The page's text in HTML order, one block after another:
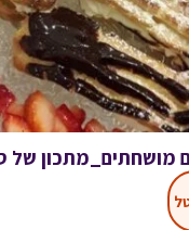
מושחתים_מתכון של